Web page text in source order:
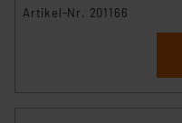
Artikel-Nr. 201166